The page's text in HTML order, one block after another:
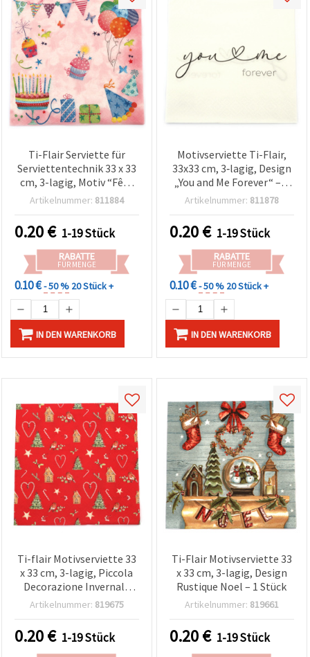
Ti-Flair Serviette für
Serviettentechnik 33 x 33
cm, 3-lagig, Motiv “Fête
d’Anniversaire Rose“ - 1
Artikelnummer: 811884
0.20€ 1-19 Stück
RABATTE
FÜR MENGE
0.10 €- 50 % 20 Stück +
IN DEN WARENKORB
Motivserviette Ti-Flair,
33x33 cm, 3‑lagig, Design
„You and Me Forever“ – 1
Stück, für
Decoupage
Artikelnummer: 811878
0.20€ 1-19 Stück
RABATTE
FÜR MENGE
0.10 €- 50 % 20 Stück +
IN DEN WARENKORB
Ti-flair Motivserviette 33
x 33 cm, 3-lagig, Piccola
Decorazione Invernale
(Winterdeko), 1 Stück, für
Artikelnummer: 819675
0.20€ 1-19 Stück
Ti-Flair Motivserviette 33
x 33 cm, 3-lagig, Design
Rustique Noel – 1 Stück
Artikelnummer: 819661
0.20€ 1-19 Stück